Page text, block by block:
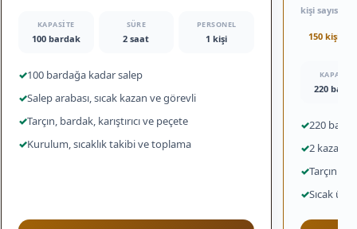
KAPASITE
100 bardak
SÜRE
2 saat
PERSONEL
1 kişi
✓100 bardağa kadar salep
✓Salep arabası, sıcak kazan ve görevli
✓Tarçın, bardak, karıştırıcı ve peçete
✓Kurulum, sıcaklık takibi ve toplama
kişi
150 kişi
KAPASITE
220
✓220
✓2 kazan
✓Tarçın ile
✓Sıcak